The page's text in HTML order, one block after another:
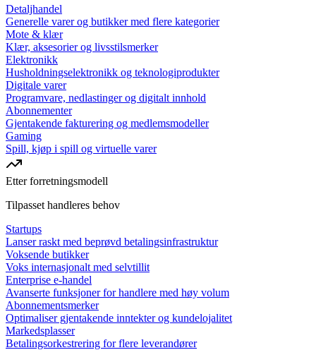
Detaljhandel
Generelle varer og butikker med flere kategorier
Mote & klær
Klær, aksesorier og livsstilsmerker
Elektronikk
Husholdningselektronikk og teknologiprodukter
Digitale varer
Programvare, nedlastinger og digitalt innhold
Abonnementer
Gjentakende fakturering og medlemsmodeller
Gaming
Spill, kjøp i spill og virtuelle varer
Etter forretningsmodell
Tilpasset handleres behov
Startups
Lanser raskt med beprøvd betalingsinfrastruktur
Voksende butikker
Voks internasjonalt med selvtillit
Enterprise e-handel
Avanserte funksjoner for handlere med høy volum
Abonnementsmerker
Optimaliser gjentakende inntekter og kundelojalitet
Markedsplasser
Betalingsorkestrering for flere leverandører